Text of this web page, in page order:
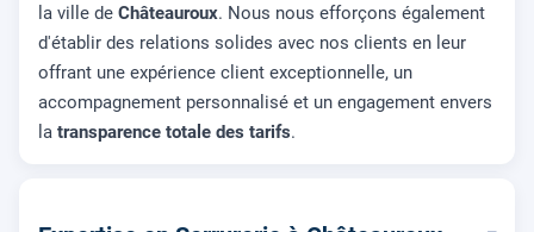
la ville de Châteauroux. Nous nous efforçons également
d'établir des relations solides avec nos clients en leur
offrant une expérience client exceptionnelle, un
accompagnement personnalisé et un engagement envers
la transparence totale des tarifs.